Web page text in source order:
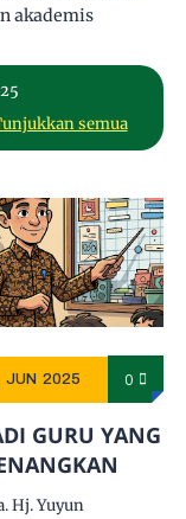
akademis
semua
JUN 2025 0
GURU YANG
Hj. Yuyun